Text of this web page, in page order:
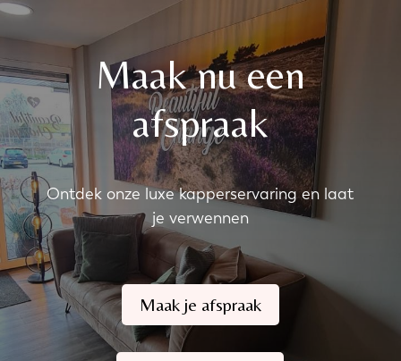
Maak nu een
afspraak
Ontdek onze luxe kapperservaring en laat
je verwennen
Maak je afspraak